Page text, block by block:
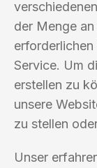
der Menge
Service. Um
erstellen zu
unsere
zu stellen
Unser